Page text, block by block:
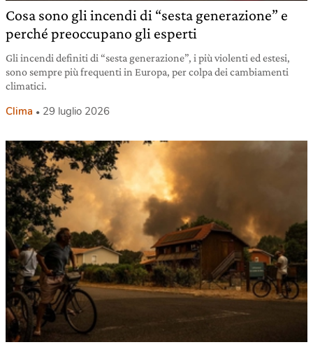
Cosa sono gli incendi di “sesta generazione” e
perché preoccupano gli esperti
Gli incendi definiti di “sesta generazione”, i più violenti ed estesi,
sono sempre più frequenti in Europa, per colpa dei cambiamenti
climatici.
Clima 29 luglio 2026